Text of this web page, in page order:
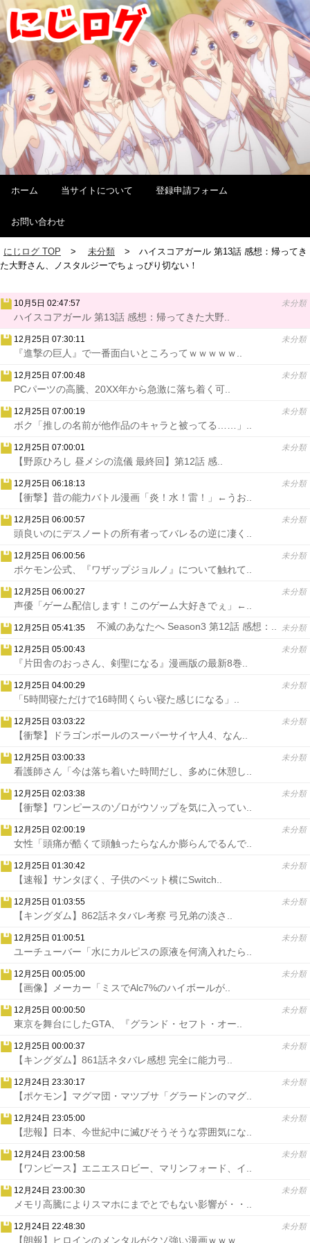
ホーム 当サイトについて 登録申請フォーム
お問い合わせ
にじログ TOP 未分類
ハイスコアガール 第13話 感想：帰ってき
た大野さん、ノスタルジーでちょっぴり切ない！
10月5日 02:47:57 未分類
ハイスコアガール 第13話 感想：帰ってきた大野..
12月25日 07:30:11 未分類
『進撃の巨人』で一番面白いところってｗｗｗｗｗ..
12月25日 07:00:48 未分類
PCパーツの高騰、20XX年から急激に落ち着く可..
12月25日 07:00:19 未分類
ボク「推しの名前が他作品のキャラと被ってる……」..
12月25日 07:00:01 未分類
【野原ひろし 昼メシの流儀 最終回】第12話 感..
12月25日 06:18:13 未分類
【衝撃】昔の能力バトル漫画「炎！水！雷！」←うお..
12月25日 06:00:57 未分類
頭良いのにデスノートの所有者ってバレるの逆に凄く..
12月25日 06:00:56 未分類
ポケモン公式、『ワザップジョルノ』について触れて..
12月25日 06:00:27 未分類
声優「ゲーム配信します！このゲーム大好きでぇ」←..
12月25日 05:41:35 未分類
不滅のあなたへ Season3 第12話 感想：..
12月25日 05:00:43 未分類
『片田舎のおっさん、剣聖になる』漫画版の最新8巻..
12月25日 04:00:29 未分類
「5時間寝ただけで16時間くらい寝た感じになる」..
12月25日 03:03:22 未分類
【衝撃】ドラゴンボールのスーパーサイヤ人4、なん..
12月25日 03:00:33 未分類
看護師さん「今は落ち着いた時間だし、多めに休憩し..
12月25日 02:03:38 未分類
【衝撃】ワンピースのゾロがウソップを気に入ってい..
12月25日 02:00:19 未分類
女性「頭痛が酷くて頭触ったらなんか膨らんでるんで..
12月25日 01:30:42 未分類
【速報】サンタぼく、子供のベット横にSwitch..
12月25日 01:03:55 未分類
【キングダム】862話ネタバレ考察 弓兄弟の淡さ..
12月25日 01:00:51 未分類
ユーチューバー「水にカルピスの原液を何滴入れたら..
12月25日 00:05:00 未分類
【画像】メーカー「ミスでAlc7%のハイボールが..
12月25日 00:00:50 未分類
東京を舞台にしたGTA、『グランド・セフト・オー..
12月25日 00:00:37 未分類
【キングダム】861話ネタバレ感想 完全に能力弓..
12月24日 23:30:17 未分類
【ポケモン】マグマ団・マツブサ「グラードンのマグ..
12月24日 23:05:00 未分類
【悲報】日本、今世紀中に滅びそうそうな雰囲気にな..
12月24日 23:00:58 未分類
【ワンピース】エニエスロビー、マリンフォード、イ..
12月24日 23:00:30 未分類
メモリ高騰によりスマホにまでとでもない影響が・・..
12月24日 22:48:30 未分類
【朗報】ヒロインのメンタルがクソ強い漫画ｗｗｗ..